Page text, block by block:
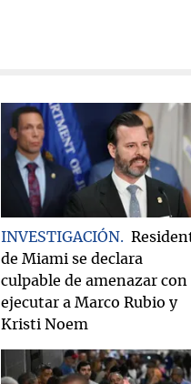
INVESTIGACIÓN
de Miami se declara
culpable de amenazar con
ejecutar a Marco Rubio y
Kristi Noem